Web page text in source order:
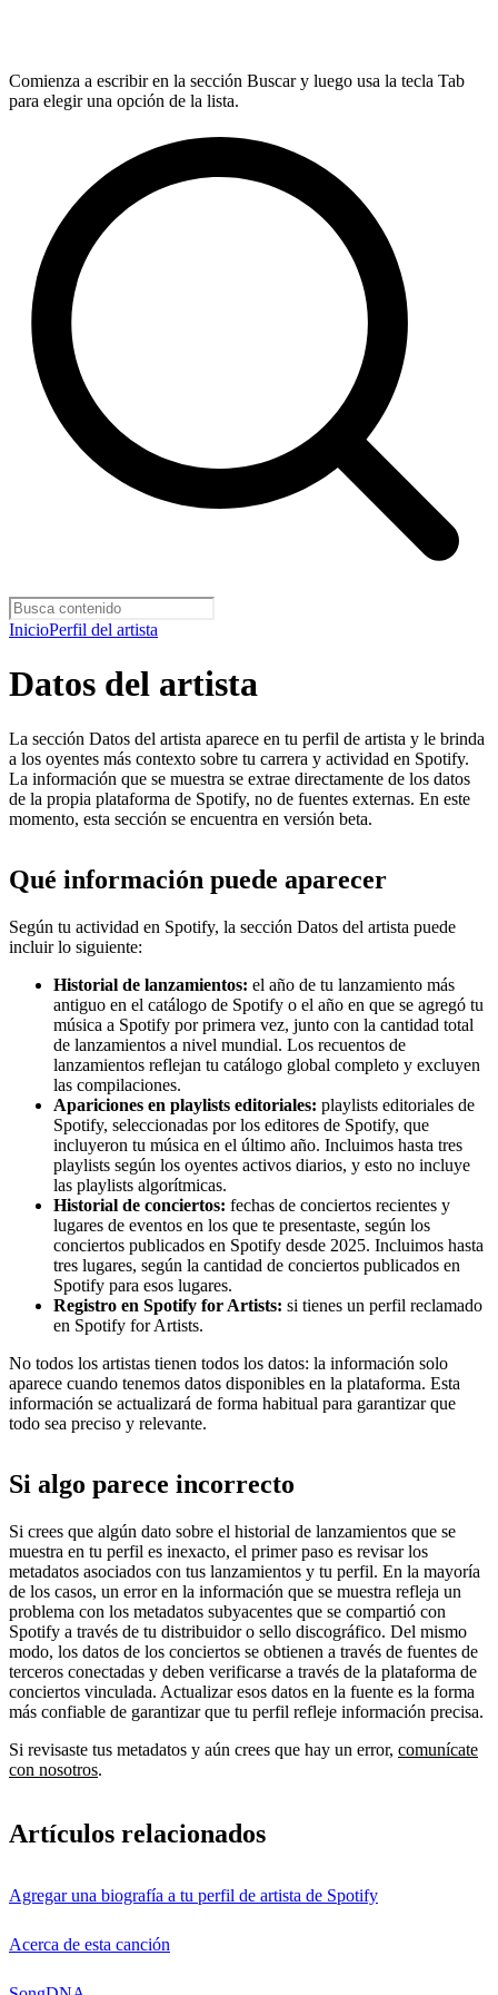
Comienza a escribir en la sección Buscar y luego usa la tecla Tab
para elegir una opción de la lista.
InicioPerfil del artista
Datos del artista
La sección Datos del artista aparece en tu perfil de artista y le brinda
a los oyentes más contexto sobre tu carrera y actividad en Spotify.
La información que se muestra se extrae directamente de los datos
de la propia plataforma de Spotify, no de fuentes externas. En este
momento, esta sección se encuentra en versión beta.
Qué información puede aparecer
Según tu actividad en Spotify, la sección Datos del artista puede
incluir lo siguiente:
Historial de lanzamientos: el año de tu lanzamiento más
antiguo en el catálogo de Spotify o el año en que se agregó tu
música a Spotify por primera vez, junto con la cantidad total
de lanzamientos a nivel mundial. Los recuentos de
lanzamientos reflejan tu catálogo global completo y excluyen
las compilaciones.
Apariciones en playlists editoriales: playlists editoriales de
Spotify, seleccionadas por los editores de Spotify, que
incluyeron tu música en el último año. Incluimos hasta tres
playlists según los oyentes activos diarios, y esto no incluye
las playlists algorítmicas.
Historial de conciertos: fechas de conciertos recientes y
lugares de eventos en los que te presentaste, según los
conciertos publicados en Spotify desde 2025. Incluimos hasta
tres lugares, según la cantidad de conciertos publicados en
Spotify para esos lugares.
Registro en Spotify for Artists: si tienes un perfil reclamado
en Spotify for Artists.
No todos los artistas tienen todos los datos: la información solo
aparece cuando tenemos datos disponibles en la plataforma. Esta
información se actualizará de forma habitual para garantizar que
todo sea preciso y relevante.
Si algo parece incorrecto
Si crees que algún dato sobre el historial de lanzamientos que se
muestra en tu perfil es inexacto, el primer paso es revisar los
metadatos asociados con tus lanzamientos y tu perfil. En la mayoría
de los casos, un error en la información que se muestra refleja un
problema con los metadatos subyacentes que se compartió con
Spotify a través de tu distribuidor o sello discográfico. Del mismo
modo, los datos de los conciertos se obtienen a través de fuentes de
terceros conectadas y deben verificarse a través de la plataforma de
conciertos vinculada. Actualizar esos datos en la fuente es la forma
más confiable de garantizar que tu perfil refleje información precisa.
Si revisaste tus metadatos y aún crees que hay un error, comunícate
con nosotros.
Artículos relacionados
Agregar una biografía a tu perfil de artista de Spotify
Acerca de esta canción